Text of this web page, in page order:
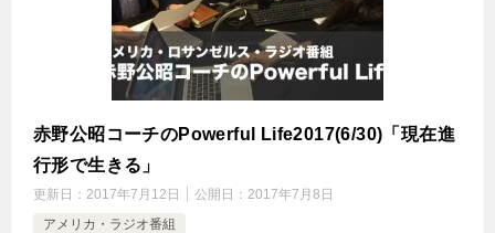
赤野公昭コーチのPowerful Life2017(6/30)「現在進
行形で生きる」
更新日： 2017年7月12日 公開日： 2017年7月8日
アメリカ・ラジオ番組